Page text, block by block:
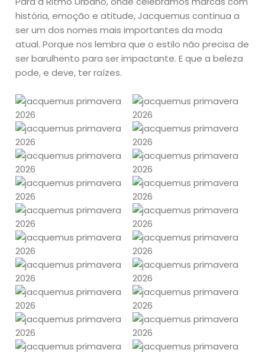
história, emoção e atitude, Jacquemus continua a
ser um dos nomes mais importantes da moda
atual. Porque nos lembra que o estilo não precisa de
ser barulhento para ser impactante. E que a beleza
pode, e deve, ter raízes.